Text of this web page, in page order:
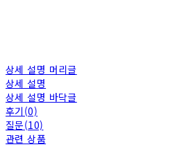
상세 설명 머리글
상세 설명
상세 설명 바닥글
후기(0)
질문(10)
관련 상품